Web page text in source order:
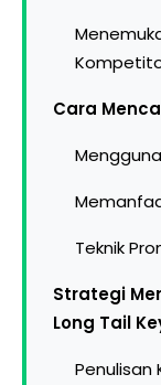
Cara
Teknik
Strategi
Long Tail
Penulisan